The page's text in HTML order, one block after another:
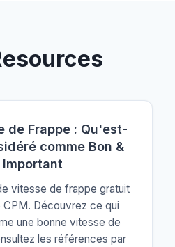
de Frappe : Qu'est-
comme Bon &
Important
vitesse de frappe gratuit
Découvrez ce qui
une bonne vitesse de
les références par